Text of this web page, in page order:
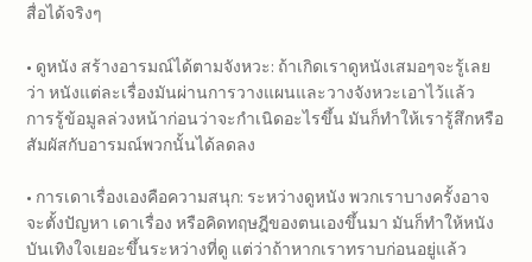
สื่อได้จริงๆ
• ดูหนัง สร้างอารมณ์ได้ตามจังหวะ: ถ้าเกิดเราดูหนังเสมอๆจะรู้เลย
ว่า หนังแต่ละเรื่องมันผ่านการวางแผนและวางจังหวะเอาไว้แล้ว
การรู้ข้อมูลล่วงหน้าก่อนว่าจะกำเนิดอะไรขึ้น มันก็ทำให้เรารู้สึกหรือ
สัมผัสกับอารมณ์พวกนั้นได้ลดลง
• การเดาเรื่องเองคือความสนุก: ระหว่างดูหนัง พวกเราบางครั้งอาจ
จะตั้งปัญหา เดาเรื่อง หรือคิดทฤษฎีของตนเองขึ้นมา มันก็ทำให้หนัง
บันเทิงใจเยอะขึ้นระหว่างที่ดู แต่ว่าถ้าหากเราทราบก่อนอยู่แล้ว